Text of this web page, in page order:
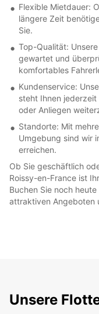
Flexible Mietdauer:
längere Zeit
Sie.
Top-Qualität:
gewartet und
komfortables
Kundenservice:
steht Ihnen
oder Anliegen
Standorte: Mit
Umgebung sind wir
erreichen.
Ob Sie geschäftlich
Roissy-en-France ist
Buchen Sie noch
attraktiven Angeboten
Unsere